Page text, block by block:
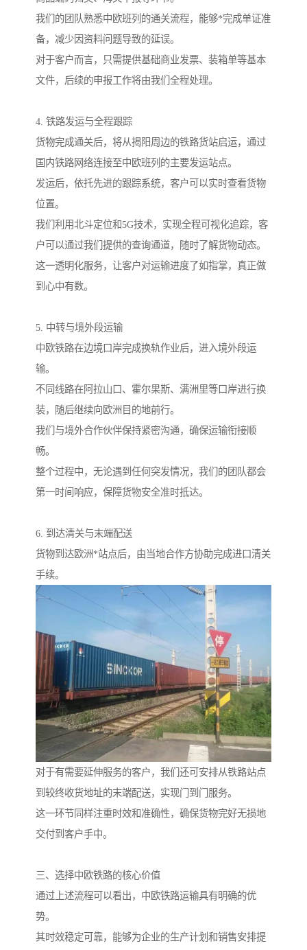
我们的团队熟悉中欧班列的通关流程，能够*完成单证准
备，减少因资料问题导致的延误。
对于客户而言，只需提供基础商业发票、装箱单等基本
文件，后续的申报工作将由我们全程处理。
4. 铁路发运与全程跟踪
货物完成通关后，将从揭阳周边的铁路货站启运，通过
国内铁路网络连接至中欧班列的主要发运站点。
发运后，依托先进的跟踪系统，客户可以实时查看货物
位置。
我们利用北斗定位和5G技术，实现全程可视化追踪，客
户可以通过我们提供的查询通道，随时了解货物动态。
这一透明化服务，让客户对运输进度了如指掌，真正做
到心中有数。
5. 中转与境外段运输
中欧铁路在边境口岸完成换轨作业后，进入境外段运
输。
不同线路在阿拉山口、霍尔果斯、满洲里等口岸进行换
装，随后继续向欧洲目的地前行。
我们与境外合作伙伴保持紧密沟通，确保运输衔接顺
畅。
整个过程中，无论遇到任何突发情况，我们的团队都会
第一时间响应，保障货物安全准时抵达。
6. 到达清关与末端配送
货物到达欧洲*站点后，由当地合作方协助完成进口清关
手续。
对于有需要延伸服务的客户，我们还可安排从铁路站点
到较终收货地址的末端配送，实现门到门服务。
这一环节同样注重时效和准确性，确保货物完好无损地
交付到客户手中。
三、选择中欧铁路的核心价值
通过上述流程可以看出，中欧铁路运输具有明确的优
势。
其时效稳定可靠，能够为企业的生产计划和销售安排提